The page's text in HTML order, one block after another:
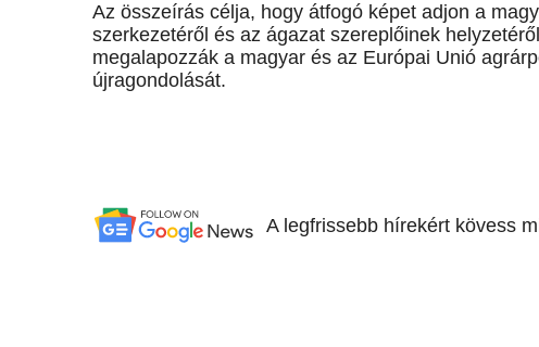
Az összeírás célja, hogy átfogó képet adjon a
szerkezetéről és az ágazat szereplőinek
megalapozzák a magyar és az Európai Unió
újragondolását.
A legfrissebb hírekért kövess